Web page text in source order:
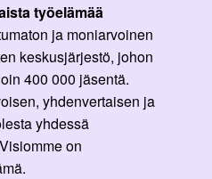
työelämää
ja moniarvoinen
keskusjärjestö, johon
400 000 jäsentä.
yhdenvertaisen ja
yhdessä
on